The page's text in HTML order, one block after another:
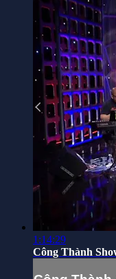
1:14:29
Công Thành